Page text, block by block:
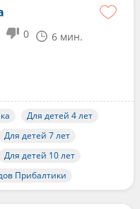
0 6 мин.
Для детей 4 лет
Для детей 7 лет
Для детей 10 лет
Прибалтики